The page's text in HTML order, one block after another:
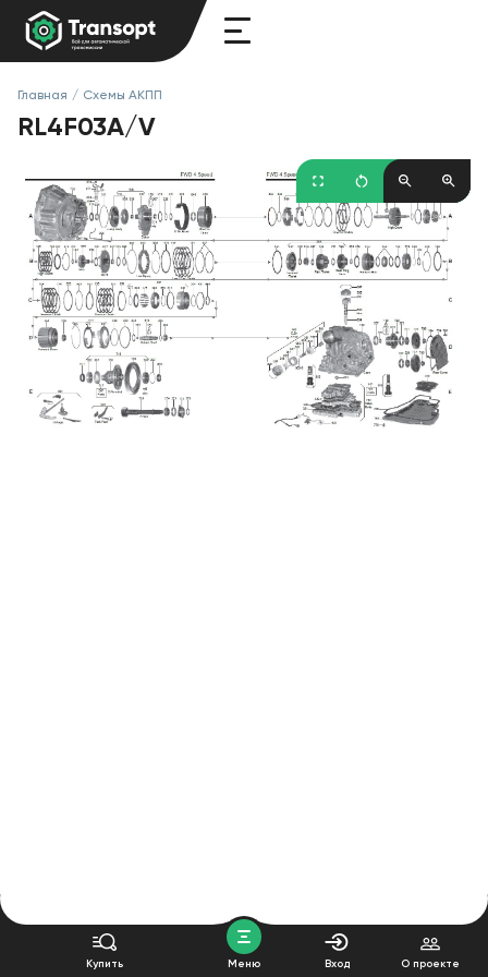
Главная / Схемы АКПП
RL4F03A/V
Купить Меню Вход О проекте